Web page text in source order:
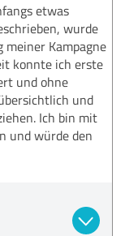
etwas
wurde
Kampagne
konnte ich erste
und ohne
und
Ich bin mit
und würde den